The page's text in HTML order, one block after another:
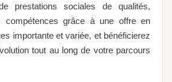
prestations sociales de qualités,
compétences grâce à une offre en
importante et variée, et bénéficierez
tout au long de votre parcours